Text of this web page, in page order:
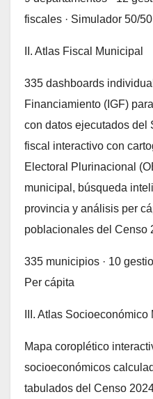
fiscales · Simulador 50/50
II. Atlas Fiscal Municipal
335 dashboards
Financiamiento (IGF)
con datos ejecutados del
fiscal interactivo con
Electoral Plurinacional
municipal, búsqueda
provincia y análisis per
poblacionales del Censo
335 municipios · 10
Per cápita
III. Atlas
Mapa coroplético
socioeconómicos
tabulados del Censo